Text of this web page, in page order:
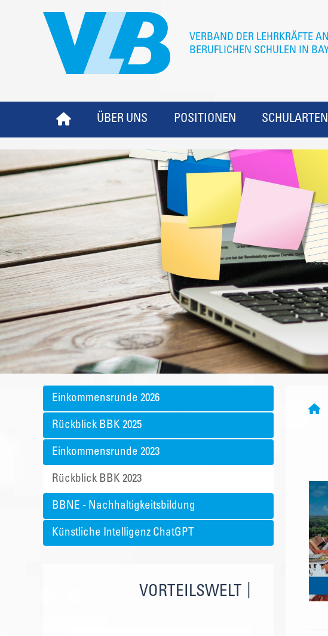
ÜBER UNS POSITIONEN SCHULARTEN
Einkommensrunde 2026
Rückblick BBK 2025
Einkommensrunde 2023
Rückblick BBK 2023
BBNE - Nachhaltigkeitsbildung
Künstliche Intelligenz ChatGPT
VORTEILSWELT